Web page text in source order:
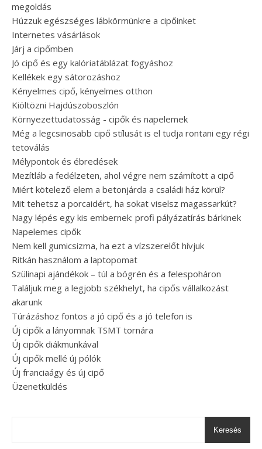
megoldás
Húzzuk egészséges lábkörmünkre a cipőinket
Internetes vásárlások
Járj a cipőmben
Jó cipő és egy kalóriatáblázat fogyáshoz
Kellékek egy sátorozáshoz
Kényelmes cipő, kényelmes otthon
Kiöltözni Hajdúszoboszlón
Környezettudatosság - cipők és napelemek
Még a legcsinosabb cipő stílusát is el tudja rontani egy régi
tetoválás
Mélypontok és ébredések
Mezítláb a fedélzeten, ahol végre nem számított a cipő
Miért kötelező elem a betonjárda a családi ház körül?
Mit tehetsz a porcaidért, ha sokat viselsz magassarkút?
Nagy lépés egy kis embernek: profi pályázatírás bárkinek
Napelemes cipők
Nem kell gumicsizma, ha ezt a vízszerelőt hívjuk
Ritkán használom a laptopomat
Szülinapi ajándékok – túl a bögrén és a felespoháron
Találjuk meg a legjobb székhelyt, ha cipős vállalkozást
akarunk
Túrázáshoz fontos a jó cipő és a jó telefon is
Új cipők a lányomnak TSMT tornára
Új cipők diákmunkával
Új cipők mellé új pólók
Új franciaágy és új cipő
Üzenetküldés
Keresés